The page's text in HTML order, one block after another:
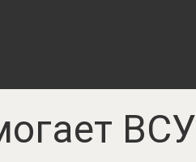
ВСУ